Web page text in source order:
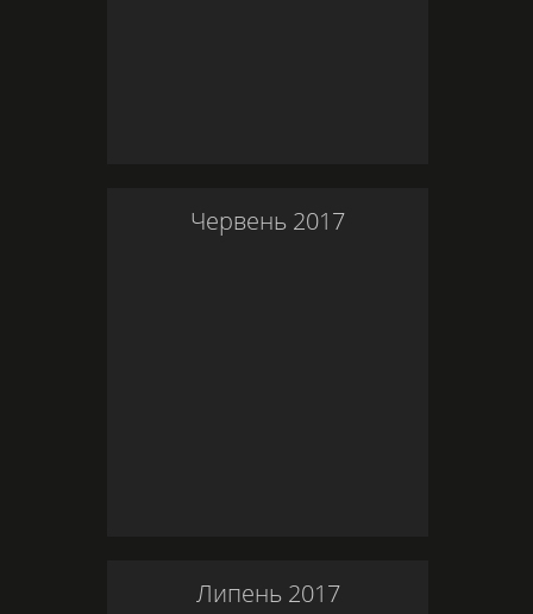
Червень 2017
Липень 2017